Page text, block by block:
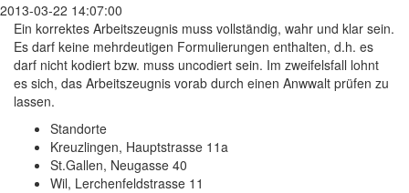
2013-03-22 14:07:00
Ein korrektes Arbeitszeugnis muss vollständig, wahr und klar sein.
Es darf keine mehrdeutigen Formulierungen enthalten, d.h. es
darf nicht kodiert bzw. muss uncodiert sein. Im zweifelsfall lohnt
es sich, das Arbeitszeugnis vorab durch einen Anwwalt prüfen zu
lassen.
Standorte
Kreuzlingen, Hauptstrasse 11a
St.Gallen, Neugasse 40
Wil, Lerchenfeldstrasse 11